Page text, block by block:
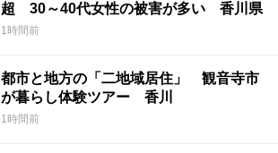
超 30～40代女性の被害が多い 香川県
1時間前
都市と地方の「二地域居住」 観音寺市
が暮らし体験ツアー 香川
1時間前